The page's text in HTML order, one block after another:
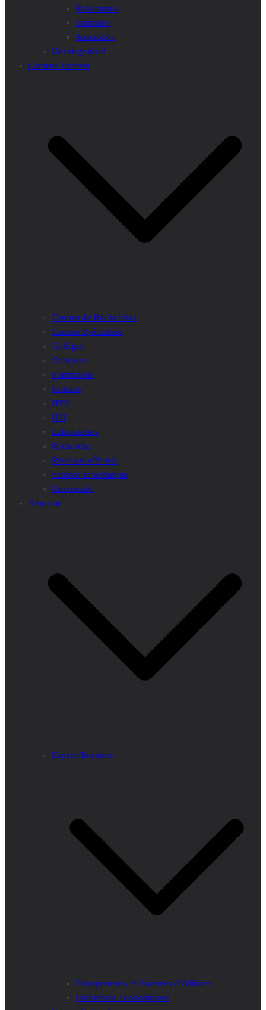
Rencontres
Sommets
Spectacles
Uncategorised
Campus Univers
Centres de Recherches
Centres Spécialisés
Collèges
Concours
Formations
Instituts
IPES
IUT
Laboratoires
Recherche
Résultats officiels
Science et technique
Universités
Annuaire
Espace Business
Entrepreneurs et Hommes d’Affaires
Institutions Economiques